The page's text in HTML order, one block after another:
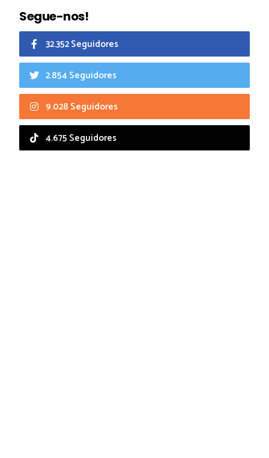
Segue-nos!
32.352 Seguidores
2.854 Seguidores
9.028 Seguidores
4.675 Seguidores